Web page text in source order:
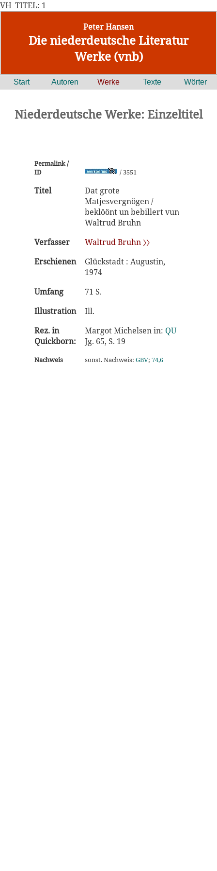
VH_TITEL: 1
Peter Hansen
Die niederdeutsche Literatur
Werke (vnb)
Start Autoren Werke Texte Wörter
Niederdeutsche Werke: Einzeltitel
Permalink /
ID
/ 3551
Titel
Dat grote
Matjesvergnögen /
beklöönt un bebillert vun
Waltrud Bruhn
Verfasser
Waltrud Bruhn 〉〉
Erschienen
Glückstadt : Augustin,
1974
Umfang
71 S.
Illustration
Ill.
Rez. in
Quickborn:
Margot Michelsen in: QU
Jg. 65, S. 19
Nachweis sonst. Nachweis: GBV; 74,6